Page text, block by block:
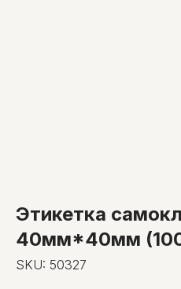
Этикетка
40мм*40мм
SKU: 50327